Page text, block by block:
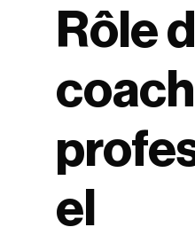
Rôle
el